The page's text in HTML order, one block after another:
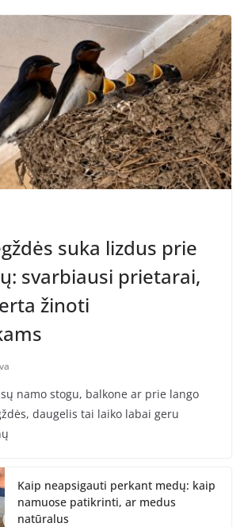
suka lizdus prie
svarbiausi prietarai,
žinoti
namo stogu, balkone ar prie lango
daugelis tai laiko labai geru
Kaip neapsigauti perkant medų: kaip
namuose patikrinti, ar medus
natūralus